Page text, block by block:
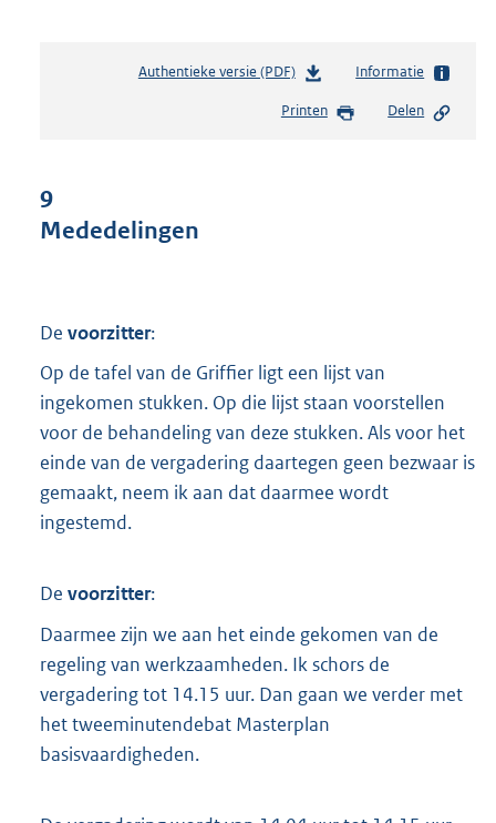
Authentieke versie (PDF)b
s
t
e
9
6
K
Informatie
Printen Delen
9
Mededelingen
De voorzitter:
Op de tafel van de Griffier ligt een lijst van
ingekomen stukken. Op die lijst staan voorstellen
voor de behandeling van deze stukken. Als voor het
einde van de vergadering daartegen geen bezwaar is
gemaakt, neem ik aan dat daarmee wordt
ingestemd.
De voorzitter:
Daarmee zijn we aan het einde gekomen van de
regeling van werkzaamheden. Ik schors de
vergadering tot 14.15 uur. Dan gaan we verder met
het tweeminutendebat Masterplan
basisvaardigheden.